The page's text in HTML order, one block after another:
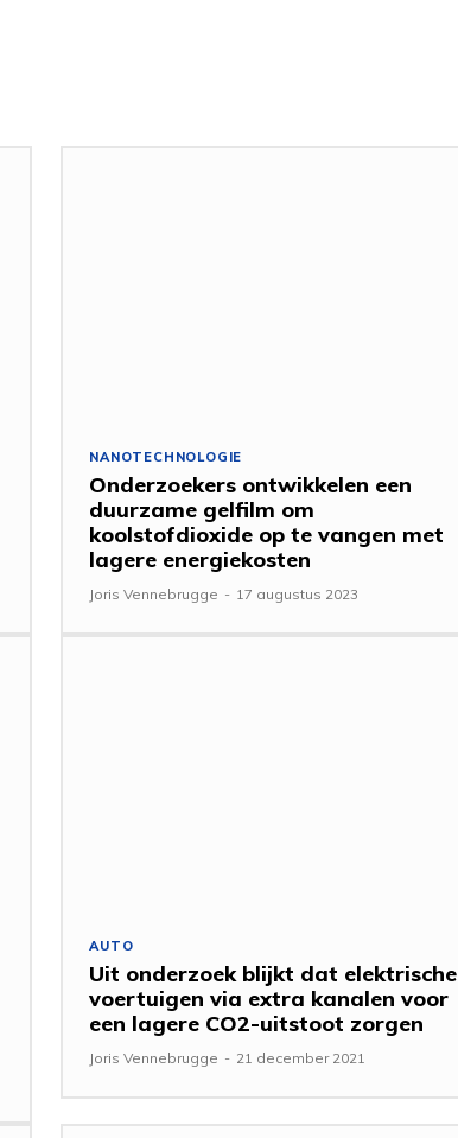
NANOTECHNOLOGIE
Onderzoekers ontwikkelen een
duurzame gelfilm om
koolstofdioxide op te vangen met
lagere energiekosten
Joris Vennebrugge - 17 augustus 2023
AUTO
Uit onderzoek blijkt dat elektrische
voertuigen via extra kanalen voor
een lagere CO2-uitstoot zorgen
Joris Vennebrugge - 21 december 2021